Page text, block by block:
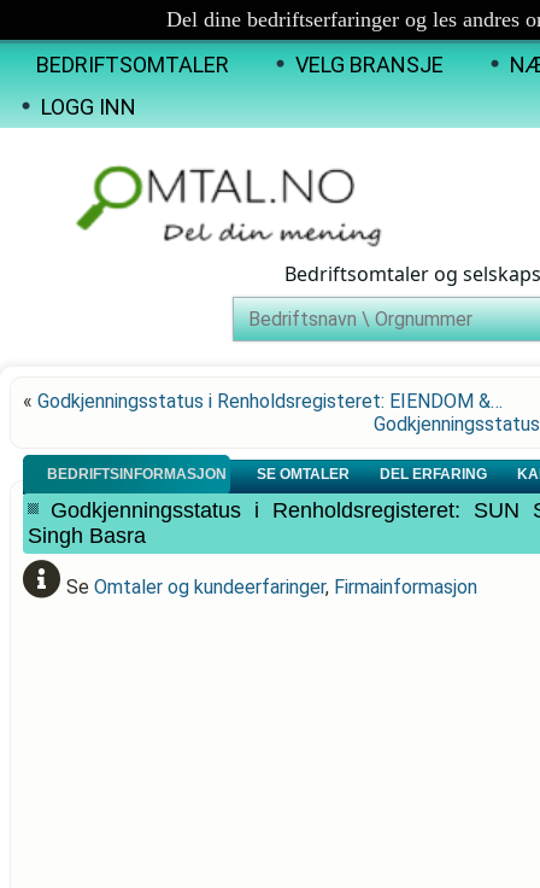
Del dine bedriftserfaringer og les andres
BEDRIFTSOMTALER VELG BRANSJE
LOGG INN
Bedriftsomtaler og
« Godkjenningsstatus i Renholdsregisteret: EIENDOM &…
BEDRIFTSINFORMASJON SE OMTALER DEL ERFARING
Godkjenningsstatus i Renholdsregisteret: SUN
Singh Basra
Se Omtaler og kundeerfaringer, Firmainformasjon